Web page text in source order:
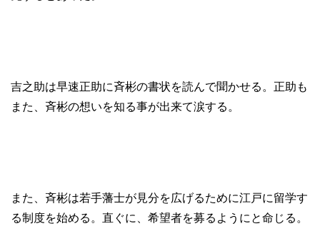
吉之助は早速正助に斉彬の書状を読んで聞かせる。正助も
また、斉彬の想いを知る事が出来て涙する。
また、斉彬は若手藩士が見分を広げるために江戸に留学す
る制度を始める。直ぐに、希望者を募るようにと命じる。